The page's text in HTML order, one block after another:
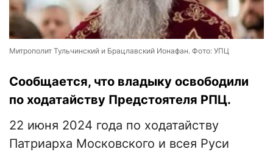
Митрополит Тульчинский и Брацлавский Ионафан. Фото: УПЦ
Сообщается, что владыку освободили
по ходатайству Предстоятеля РПЦ.
22 июня 2024 года по ходатайству
Патриарха Московского и всея Руси